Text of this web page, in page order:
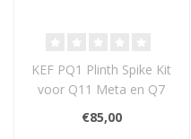
KEF PQ1 Plinth Spike Kit
voor Q11 Meta en Q7
Meta – verbeter de
stabiliteit, v..
€85,00